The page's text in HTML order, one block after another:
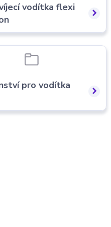
vodítka flexi
pro vodítka